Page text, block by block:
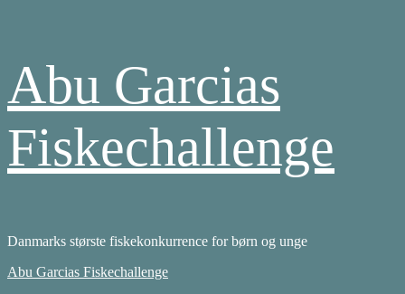
content
Abu Garcias
Fiskechallenge
Danmarks største fiskekonkurrence for børn og unge
Primary
Abu Garcias Fiskechallenge